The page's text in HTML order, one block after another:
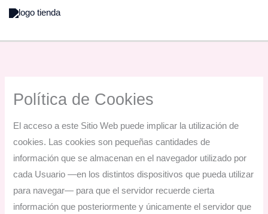
contenido
Política de Cookies
El acceso a este Sitio Web puede implicar la utilización de
cookies. Las cookies son pequeñas cantidades de
información que se almacenan en el navegador utilizado por
cada Usuario —en los distintos dispositivos que pueda utilizar
para navegar— para que el servidor recuerde cierta
información que posteriormente y únicamente el servidor que